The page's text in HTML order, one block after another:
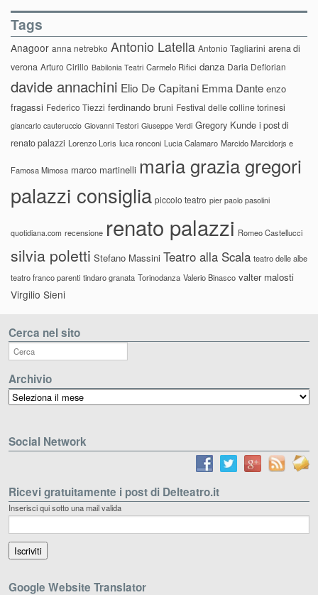
Tags
Anagoor anna netrebko Antonio Latella Antonio Tagliarini arena di
verona Arturo Cirillo Babilonia Teatri Carmelo Rifici danza Daria Deflorian
davide annachini Elio De Capitani Emma Dante enzo
fragassi Federico Tiezzi ferdinando bruni Festival delle colline torinesi
giancarlo cauteruccio Giovanni Testori Giuseppe Verdi Gregory Kunde i post di
renato palazzi Lorenzo Loris luca ronconi Lucia Calamaro Marcido Marcidorjs e
Famosa Mimosa marco martinelli maria grazia gregori
palazzi consiglia piccolo teatro pier paolo pasolini
quotidiana.com recensione renato palazzi Romeo Castellucci
silvia poletti Stefano Massini Teatro alla Scala teatro delle albe
teatro franco parenti tindaro granata Torinodanza Valerio Binasco valter malosti
Virgilio Sieni
Cerca nel sito
Archivio
Archivio
Social Network
Ricevi gratuitamente i post di Delteatro.it
Inserisci qui sotto una mail valida
Google Website Translator